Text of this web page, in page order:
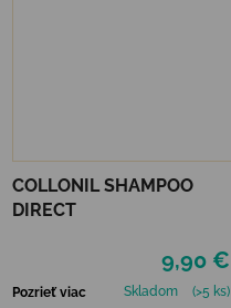
COLLONIL SHAMPOO
DIRECT
9,90 €
Pozrieť viac Skladom (>5 ks)